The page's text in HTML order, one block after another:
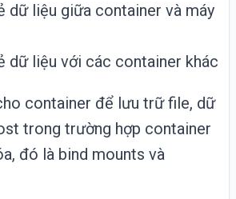
dữ liệu giữa container và máy
dữ liệu với các container khác
container để lưu trữ file, dữ
trong trường hợp container
đó là bind mounts và